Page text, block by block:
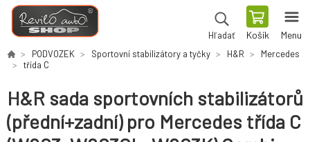
Hľadať Košík Menu
PODVOZEK Sportovní stabilizátory a tyčky H&R
Mercedes
třída C
H&R sada sportovních stabilizátorů
(přední+zadní) pro Mercedes třída C